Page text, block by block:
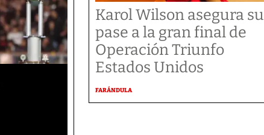
Karol Wilson asegura su
pase a la gran final de
Operación Triunfo
Estados Unidos
FARÁNDULA